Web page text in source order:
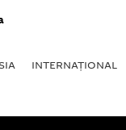
INTERNAŢIONAL